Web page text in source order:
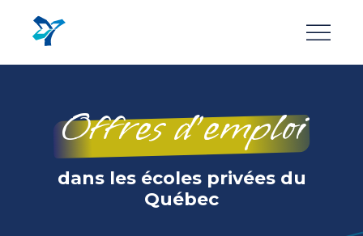
contenu
principal
Offres d’emploi
dans les écoles privées du
Québec